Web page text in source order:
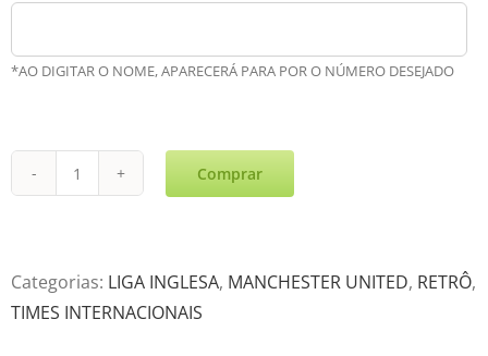
*AO DIGITAR O NOME, APARECERÁ PARA POR O NÚMERO DESEJADO
Manchester
Third
98-
Comprar
Categorias: LIGA INGLESA, MANCHESTER UNITED, RETRÔ,
TIMES INTERNACIONAIS